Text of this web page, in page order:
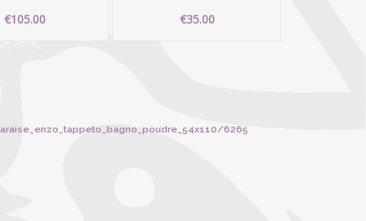
€105.00 €35.00
6265